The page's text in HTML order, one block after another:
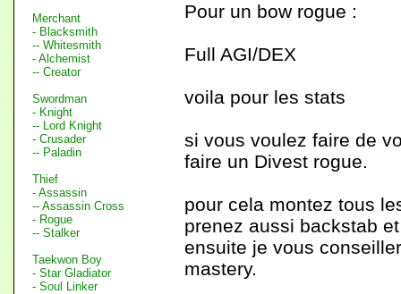
Merchant
- Blacksmith
-- Whitesmith
- Alchemist
-- Creator
Swordman
- Knight
-- Lord Knight
- Crusader
-- Paladin
Thief
- Assassin
-- Assassin Cross
- Rogue
-- Stalker
Taekwon Boy
- Star Gladiator
- Soul Linker
Pour un bow rogue :
Full AGI/DEX
voila pour les stats
si vous voulez faire de
faire un Divest rogue.
pour cela montez tous
prenez aussi backstab
ensuite je vous
mastery.